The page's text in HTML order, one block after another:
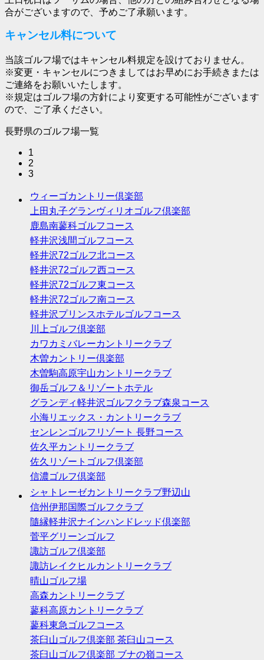
合がございますので、予めご了承願います。
キャンセル料について
当該ゴルフ場ではキャンセル料規定を設けておりません。
※変更・キャンセルにつきましてはお早めにお手続きまたは
ご連絡をお願いいたします。
※規定はゴルフ場の方針により変更する可能性がございます
ので、ご了承ください。
長野県のゴルフ場一覧
1
2
3
ウィーゴカントリー倶楽部
上田丸子グランヴィリオゴルフ倶楽部
鹿島南蓼科ゴルフコース
軽井沢浅間ゴルフコース
軽井沢72ゴルフ北コース
軽井沢72ゴルフ西コース
軽井沢72ゴルフ東コース
軽井沢72ゴルフ南コース
軽井沢プリンスホテルゴルフコース
川上ゴルフ倶楽部
カワカミバレーカントリークラブ
木曽カントリー倶楽部
木曽駒高原宇山カントリークラブ
御岳ゴルフ＆リゾートホテル
グランディ軽井沢ゴルフクラブ森泉コース
小海リエックス・カントリークラブ
センレンゴルフリゾート 長野コース
佐久平カントリークラブ
佐久リゾートゴルフ倶楽部
信濃ゴルフ倶楽部
シャトレーゼカントリークラブ野辺山
信州伊那国際ゴルフクラブ
隨縁軽井沢ナインハンドレッド倶楽部
菅平グリーンゴルフ
諏訪ゴルフ倶楽部
諏訪レイクヒルカントリークラブ
晴山ゴルフ場
高森カントリークラブ
蓼科高原カントリークラブ
蓼科東急ゴルフコース
茶臼山ゴルフ倶楽部 茶臼山コース
茶臼山ゴルフ倶楽部 ブナの嶺コース